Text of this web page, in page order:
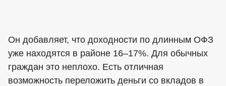
Он добавляет, что доходности по длинным ОФЗ
уже находятся в районе 16–17%. Для обычных
граждан это неплохо. Есть отличная
возможность переложить деньги со вкладов в